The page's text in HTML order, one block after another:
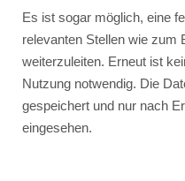
Es ist sogar möglich, eine
relevanten Stellen wie zum
weiterzuleiten. Erneut ist
Nutzung notwendig. Die
gespeichert und nur nach
eingesehen.